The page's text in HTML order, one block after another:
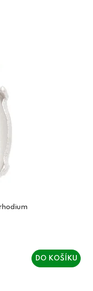
DO KOŠÍKU